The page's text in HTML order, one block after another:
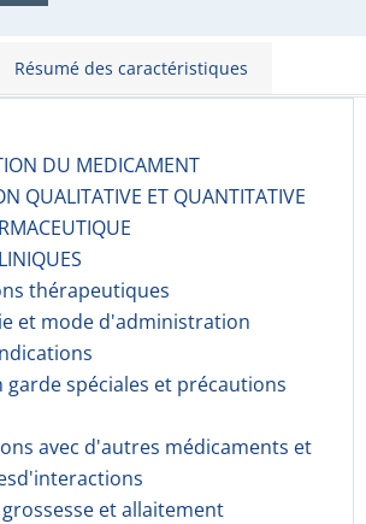
Résumé des caractéristiques
DU MEDICAMENT
QUALITATIVE ET QUANTITATIVE
thérapeutiques
et mode d'administration
garde spéciales et précautions
avec d'autres médicaments et
et allaitement